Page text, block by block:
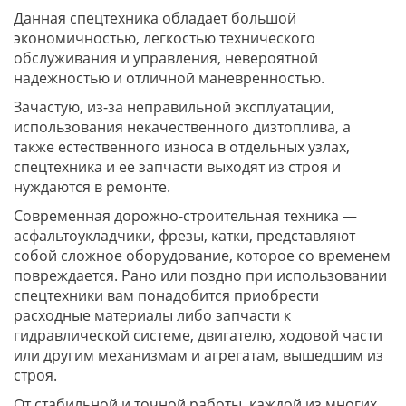
Данная спецтехника обладает большой
экономичностью, легкостью технического
обслуживания и управления, невероятной
надежностью и отличной маневренностью.
Зачастую, из-за неправильной эксплуатации,
использования некачественного дизтоплива, а
также естественного износа в отдельных узлах,
спецтехника и ее запчасти выходят из строя и
нуждаются в ремонте.
Современная дорожно-строительная техника —
асфальтоукладчики, фрезы, катки, представляют
собой сложное оборудование, которое со временем
повреждается. Рано или поздно при использовании
спецтехники вам понадобится приобрести
расходные материалы либо запчасти к
гидравлической системе, двигателю, ходовой части
или другим механизмам и агрегатам, вышедшим из
строя.